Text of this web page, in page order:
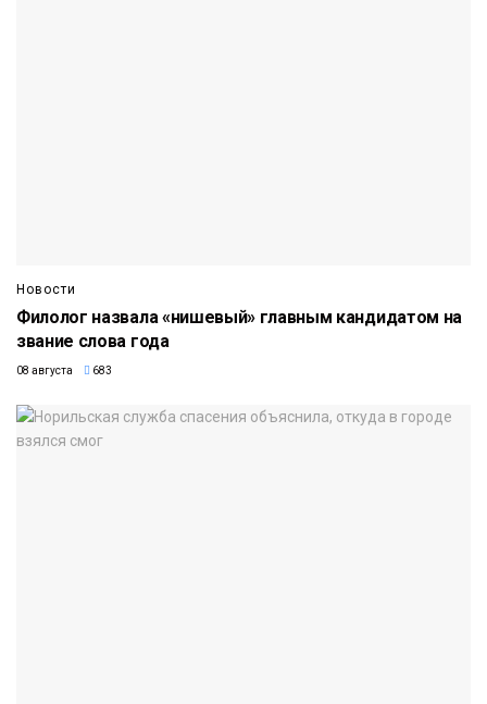
Новости
Филолог назвала «нишевый» главным кандидатом на
звание слова года
08 августа 683